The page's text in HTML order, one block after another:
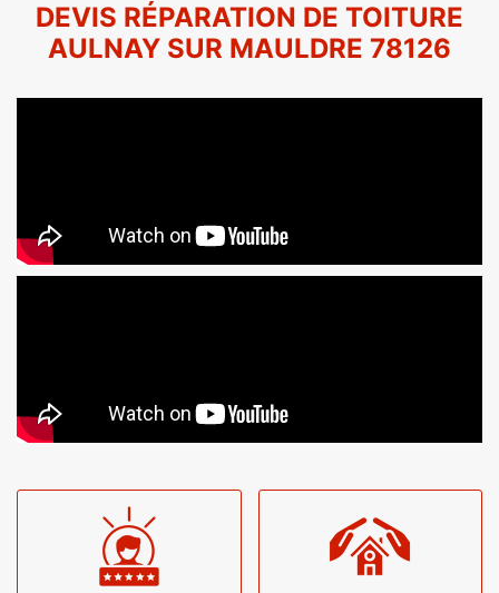
DEVIS RÉPARATION DE TOITURE
AULNAY SUR MAULDRE 78126